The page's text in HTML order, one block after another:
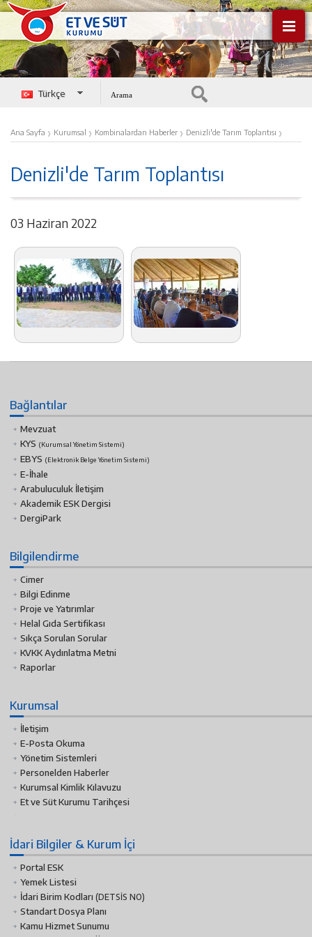
Türkçe
Ana Sayfa › Kurumsal › Kombinalardan Haberler › Denizli'de Tarım Toplantısı ›
Denizli'de Tarım Toplantısı
03 Haziran 2022
Bağlantılar
Mevzuat
KYS (Kurumsal Yönetim Sistemi)
EBYS (Elektronik Belge Yönetim Sistemi)
E-İhale
Arabuluculuk İletişim
Akademik ESK Dergisi
DergiPark
Bilgilendirme
Cimer
Bilgi Edinme
Proje ve Yatırımlar
Helal Gıda Sertifikası
Sıkça Sorulan Sorular
KVKK Aydınlatma Metni
Raporlar
Kurumsal
İletişim
E-Posta Okuma
Yönetim Sistemleri
Personelden Haberler
Kurumsal Kimlik Kılavuzu
Et ve Süt Kurumu Tarihçesi
İdari Bilgiler & Kurum İçi
Portal ESK
Yemek Listesi
İdari Birim Kodları (DETSİS NO)
Standart Dosya Planı
Kamu Hizmet Sunumu